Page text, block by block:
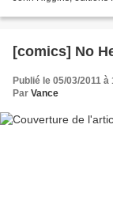
[comics] No
Publié le 05/03/2011 à
Par Vance